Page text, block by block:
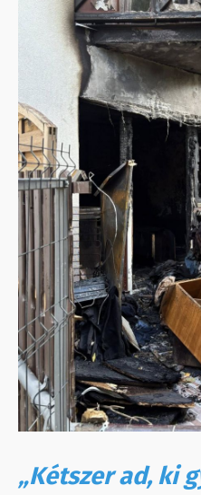
„Kétszer ad, ki